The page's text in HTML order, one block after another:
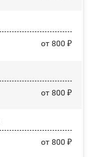
от 800 ₽
от 800 ₽
от 800 ₽